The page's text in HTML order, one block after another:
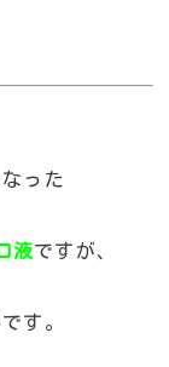
った
液ですが、
す。